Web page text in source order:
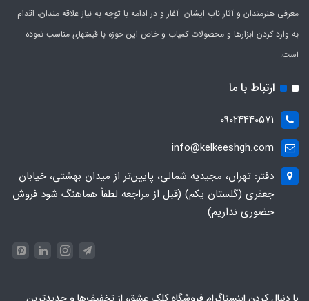
معرفی هنرمندان و آثار ناب ایشان آغاز و در ادامه با توجه به نیاز علاقه مندان، اقدام
به وارد کردن ابزارها و محصولات کمیاب و خاص این حوزه با قیمتهای مناسب نموده
است.
ارتباط با ما
09024440571
info@kelkeeshgh.com
دفتر: تهران، مجیدیه شمالی، پایین‌تر از میدان بهشتی، خیابان
جعفری (گلستان یکم) (قبل از مراجعه لطفاً هماهنگ شود فروش
حضوری نداریم)